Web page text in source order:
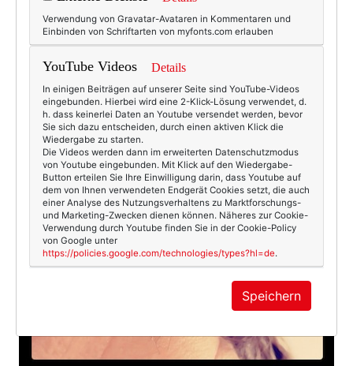
Verwendung von Gravatar-Avataren in Kommentaren und
Einbinden von Schriftarten von myfonts.com erlauben
YouTube Videos Details
In einigen Beiträgen auf unserer Seite sind YouTube-Videos
eingebunden. Hierbei wird eine 2-Klick-Lösung verwendet, d.
h. dass keinerlei Daten an Youtube versendet werden, bevor
Sie sich dazu entscheiden, durch einen aktiven Klick die
Wiedergabe zu starten.
Die Videos werden dann im erweiterten Datenschutzmodus
von Youtube eingebunden. Mit Klick auf den Wiedergabe-
Button erteilen Sie Ihre Einwilligung darin, dass Youtube auf
dem von Ihnen verwendeten Endgerät Cookies setzt, die auch
einer Analyse des Nutzungsverhaltens zu Marktforschungs-
und Marketing-Zwecken dienen können. Näheres zur Cookie-
Verwendung durch Youtube finden Sie in der Cookie-Policy
von Google unter
https://policies.google.com/technologies/types?hl=de.
Speichern